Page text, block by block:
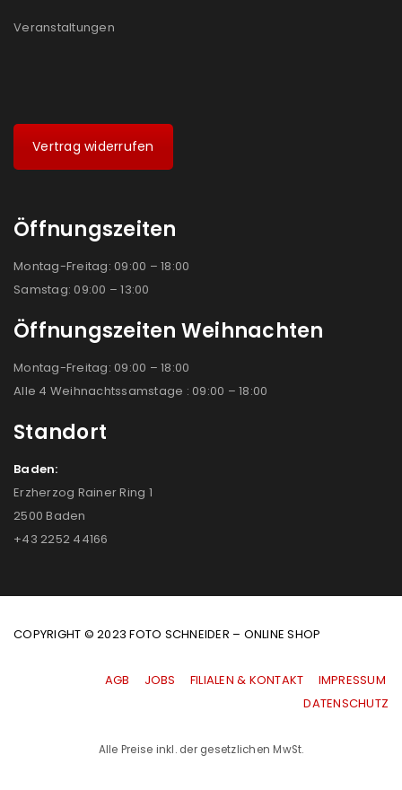
Veranstaltungen
Vertrag widerrufen
Öffnungszeiten
Montag-Freitag: 09:00 – 18:00
Samstag: 09:00 – 13:00
Öffnungszeiten Weihnachten
Montag-Freitag: 09:00 – 18:00
Alle 4 Weihnachtssamstage : 09:00 – 18:00
Standort
Baden:
Erzherzog Rainer Ring 1
2500 Baden
+43 2252 44166
COPYRIGHT © 2023 FOTO SCHNEIDER – ONLINE SHOP
AGB JOBS FILIALEN & KONTAKT
IMPRESSUM
|DATENSCHUTZ
Alle Preise inkl. der gesetzlichen MwSt.